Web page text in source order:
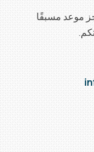
موعد مسبقًا